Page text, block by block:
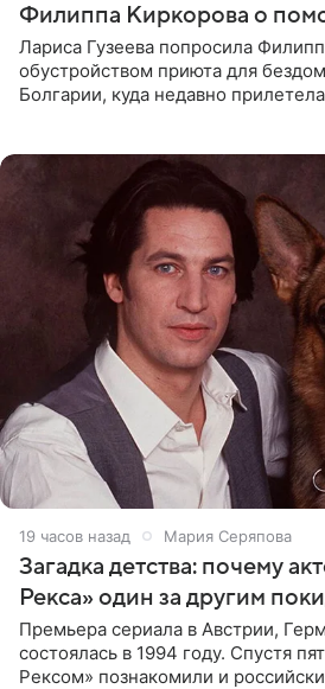
Филиппа Киркорова о
Лариса Гузеева попросила
обустройством приюта для
Болгарии, куда недавно
19 часов назад Мария Серяпова
Загадка детства: почему
Рекса» один за другим
Премьера сериала в Австрии,
состоялась в 1994 году. Спустя
Рексом» познакомили и